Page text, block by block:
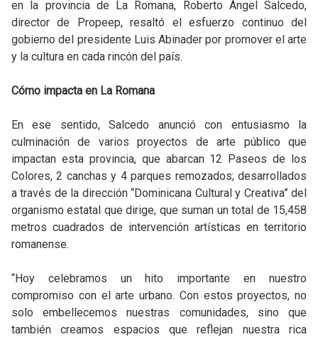
en la provincia de La Romana, Roberto Ángel Salcedo,
director de Propeep, resaltó el esfuerzo continuo del
gobierno del presidente Luis Abinader por promover el arte
y la cultura en cada rincón del país.
Cómo impacta en La Romana
En ese sentido, Salcedo anunció con entusiasmo la
culminación de varios proyectos de arte público que
impactan esta provincia, que abarcan 12 Paseos de los
Colores, 2 canchas y 4 parques remozados; desarrollados
a través de la dirección “Dominicana Cultural y Creativa” del
organismo estatal que dirige, que suman un total de 15,458
metros cuadrados de intervención artísticas en territorio
romanense.
“Hoy celebramos un hito importante en nuestro
compromiso con el arte urbano. Con estos proyectos, no
solo embellecemos nuestras comunidades, sino que
también creamos espacios que reflejan nuestra rica